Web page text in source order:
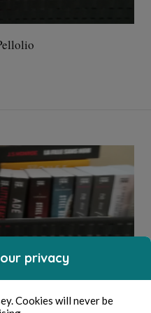
by Sweet Pearl Girl
privacy
Cookies will never be